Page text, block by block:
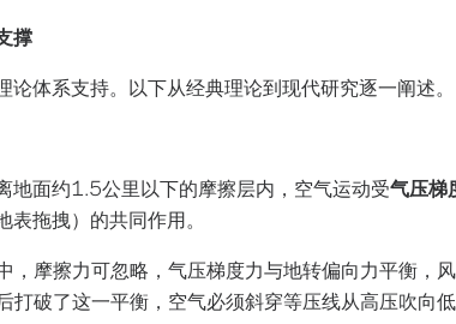
撑
论体系支持。以下从经典理论到现代研究逐一阐述。
地面约1.5公里以下的摩擦层内，空气运动受气压梯
表拖拽）的共同作用。
，摩擦力可忽略，气压梯度力与地转偏向力平衡，
破了这一平衡，空气必须斜穿等压线从高压吹向低